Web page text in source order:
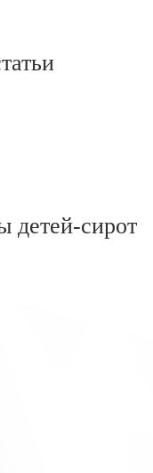
детей-сирот